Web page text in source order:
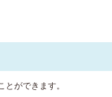
ができます。